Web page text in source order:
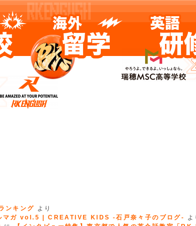
ンキング より
マガ vol.5 | CREATIVE KIDS -石戸奈々子のブログ-
よ